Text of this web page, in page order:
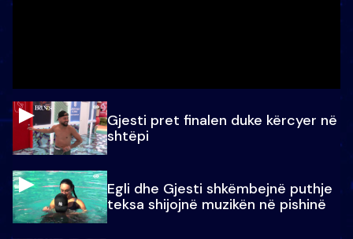
Gjesti pret finalen duke kërcyer në
shtëpi
Egli dhe Gjesti shkëmbejnë puthje
teksa shijojnë muzikën në pishinë